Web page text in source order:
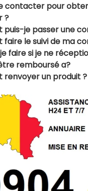
contacter pour
?
puis-je passer une
faire le suivi de ma
faire si je ne
remboursé a?
renvoyer un produit ?